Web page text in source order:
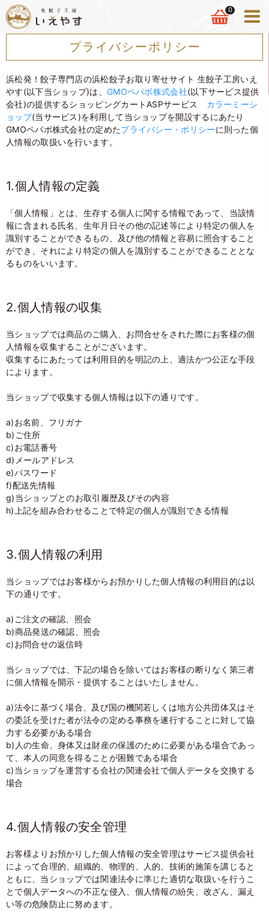
0
プライバシーポリシー
浜松発！餃子専門店の浜松餃子お取り寄せサイト 生餃子工房いえ
やす(以下当ショップ)は、 GMOペパボ株式会社(以下サービス提供
会社)の提供するショッピングカートASPサービス カラーミーシ
ョップ(当サービス)を利用して当ショップを開設するにあたり
GMOペパボ株式会社の定めたプライバシー・ポリシーに則った個
人情報の取扱いを行います。
1.個人情報の定義
「個人情報」とは、生存する個人に関する情報であって、当該情
報に含まれる氏名、生年月日その他の記述等により特定の個人を
識別することができるもの、及び他の情報と容易に照合すること
ができ、それにより特定の個人を識別することができることとな
るものをいいます。
2.個人情報の収集
当ショップでは商品のご購入、お問合せをされた際にお客様の個
人情報を収集することがございます。
収集するにあたっては利用目的を明記の上、適法かつ公正な手段
によります。
当ショップで収集する個人情報は以下の通りです。
a)お名前、フリガナ
b)ご住所
c)お電話番号
d)メールアドレス
e)パスワード
f)配送先情報
g)当ショップとのお取引履歴及びその内容
h)上記を組み合わせることで特定の個人が識別できる情報
3.個人情報の利用
当ショップではお客様からお預かりした個人情報の利用目的は以
下の通りです。
a)ご注文の確認、照会
b)商品発送の確認、照会
c)お問合せの返信時
当ショップでは、下記の場合を除いてはお客様の断りなく第三者
に個人情報を開示・提供することはいたしません。
a)法令に基づく場合、及び国の機関若しくは地方公共団体又はそ
の委託を受けた者が法令の定める事務を遂行することに対して協
力する必要がある場合
b)人の生命、身体又は財産の保護のために必要がある場合であっ
て、本人の同意を得ることが困難である場合
c)当ショップを運営する会社の関連会社で個人データを交換する
場合
4.個人情報の安全管理
お客様よりお預かりした個人情報の安全管理はサービス提供会社
によって合理的、組織的、物理的、人的、技術的施策を講じると
ともに、当ショップでは関連法令に準じた適切な取扱いを行うこ
とで個人データへの不正な侵入、個人情報の紛失、改ざん、漏え
い等の危険防止に努めます。